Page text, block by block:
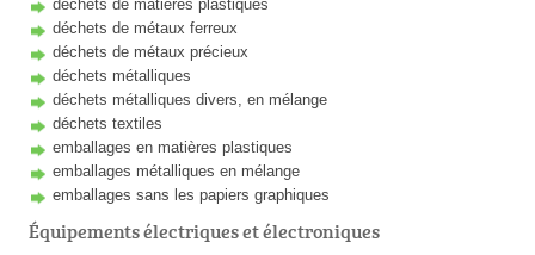
déchets de matières plastiques
déchets de métaux ferreux
déchets de métaux précieux
déchets métalliques
déchets métalliques divers, en mélange
déchets textiles
emballages en matières plastiques
emballages métalliques en mélange
emballages sans les papiers graphiques
Équipements électriques et électroniques